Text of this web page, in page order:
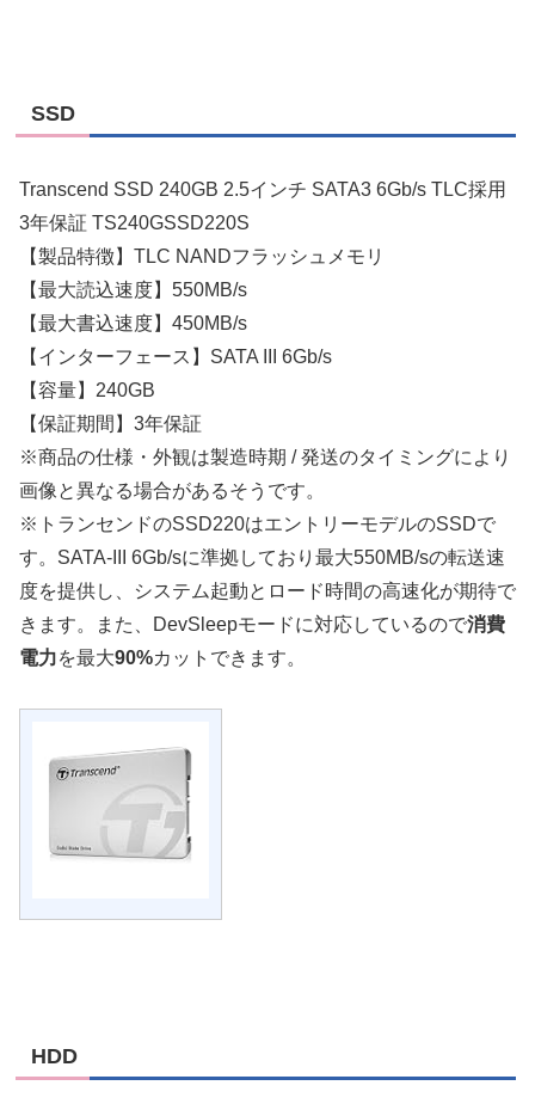
SSD
Transcend SSD 240GB 2.5インチ SATA3 6Gb/s TLC採用
3年保証 TS240GSSD220S
【製品特徴】TLC NANDフラッシュメモリ
【最大読込速度】550MB/s
【最大書込速度】450MB/s
【インターフェース】SATA III 6Gb/s
【容量】240GB
【保証期間】3年保証
※商品の仕様・外観は製造時期 / 発送のタイミングにより
画像と異なる場合があるそうです。
※トランセンドのSSD220はエントリーモデルのSSDで
す。SATA-III 6Gb/sに準拠しており最大550MB/sの転送速
度を提供し、システム起動とロード時間の高速化が期待で
きます。また、DevSleepモードに対応しているので消費
電力を最大90%カットできます。
HDD